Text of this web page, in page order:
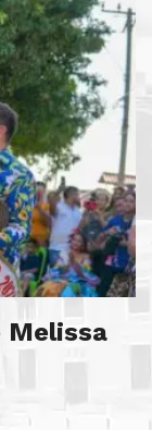
Melissa